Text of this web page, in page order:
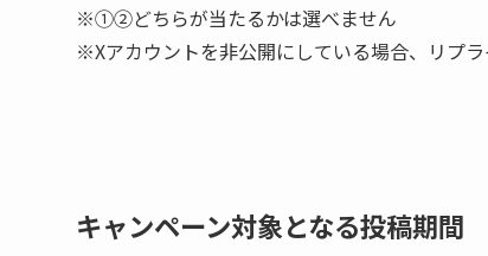
※①②どちらが当たるかは選べません
※Xアカウントを非公開にしている場合、リプ
キャンペーン対象となる投稿期間